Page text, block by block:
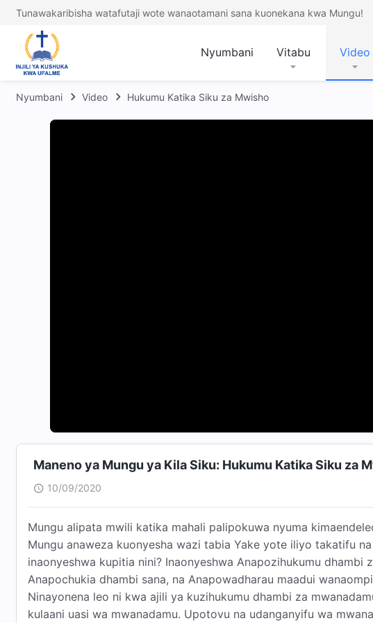
Tunawakaribisha watafutaji wote wanaotamani sana kuonekana kwa Mungu!
Nyumbani Vitabu Video
Nyumbani Video Hukumu Katika Siku za Mwisho
Maneno ya Mungu ya Kila Siku: Hukumu Katika Siku za
10/09/2020
Mungu alipata mwili katika mahali palipokuwa nyuma
Mungu anaweza kuonyesha wazi tabia Yake yote iliyo takatifu
inaonyeshwa kupitia nini? Inaonyeshwa Anapozihukumu dhambi
Anapochukia dhambi sana, na Anapowadharau maadui
Ninayonena leo ni kwa ajili ya kuzihukumu dhambi za
kulaani uasi wa mwanadamu. Upotovu na udanganyifu wa